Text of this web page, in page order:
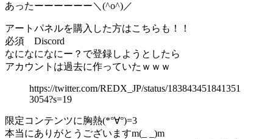
あったーーーーーー＼(^o^)／
アートパネルを購入した方はこちらも！！
必須 Discord
なになになにー？で登録しようとしたら
アカウントは過去に作っていたｗｗｗ
https://twitter.com/REDX_JP/status/183843451841351
3054?s=19
限定コンテンツに胸熱(*°∀°)=3
本当にありがとうございますm(_ _)m